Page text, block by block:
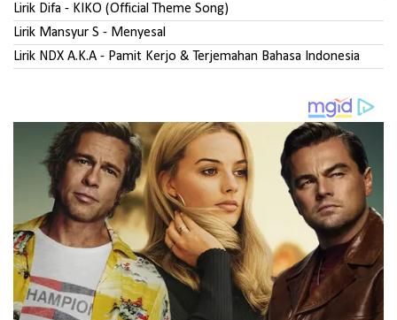
Lirik Difa - KIKO (Official Theme Song)
Lirik Mansyur S - Menyesal
Lirik NDX A.K.A - Pamit Kerjo & Terjemahan Bahasa Indonesia